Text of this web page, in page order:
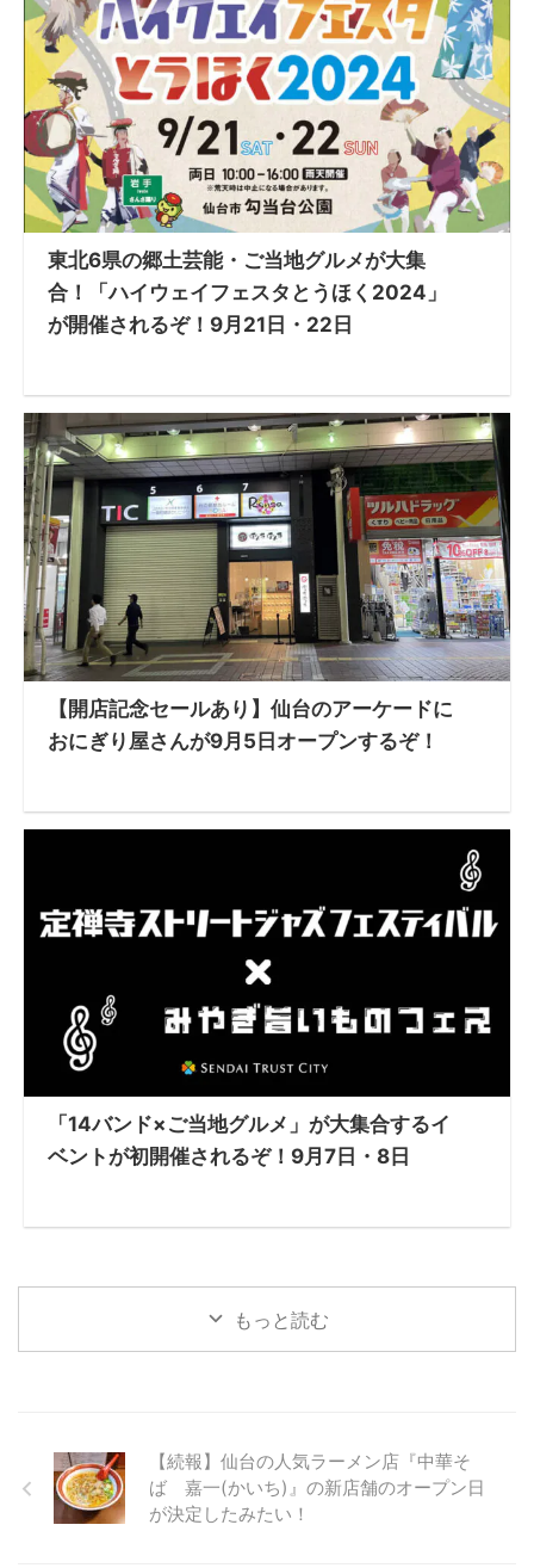
東北6県の郷土芸能・ご当地グルメが大集
合！「ハイウェイフェスタとうほく2024」
が開催されるぞ！9月21日・22日
【開店記念セールあり】仙台のアーケードに
おにぎり屋さんが9月5日オープンするぞ！
「14バンド×ご当地グルメ」が大集合するイ
ベントが初開催されるぞ！9月7日・8日
もっと読む
【続報】仙台の人気ラーメン店『中華そ
ば 嘉一(かいち)』の新店舗のオープン日
が決定したみたい！